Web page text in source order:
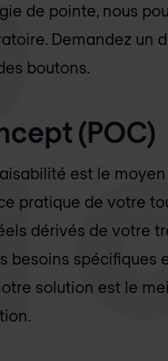
de pointe, nous
Demandez un
boutons.
(POC)
est le
pratique de votre
dérivés de votre
besoins spécifiques
solution est le